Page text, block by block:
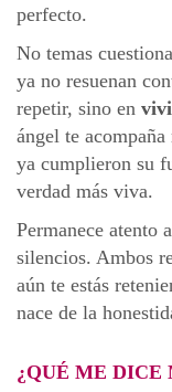
perfecto.
No temas
ya no resuenan
repetir, sino en
ángel te
ya cumplieron su
verdad más viva.
Permanece atento
silencios. Ambos
aún te estás
nace de la
¿QUÉ ME DICE